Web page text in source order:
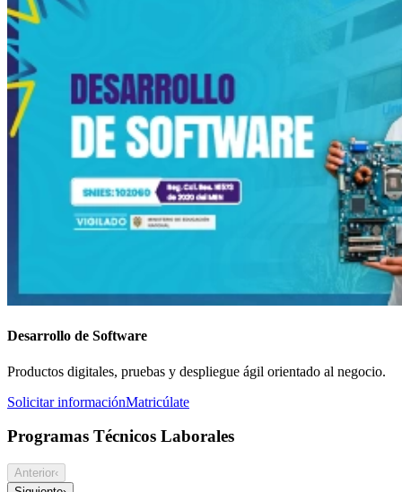
Desarrollo de Software
Productos digitales, pruebas y despliegue ágil orientado al negocio.
Solicitar informaciónMatricúlate
Programas Técnicos Laborales
Anterior‹